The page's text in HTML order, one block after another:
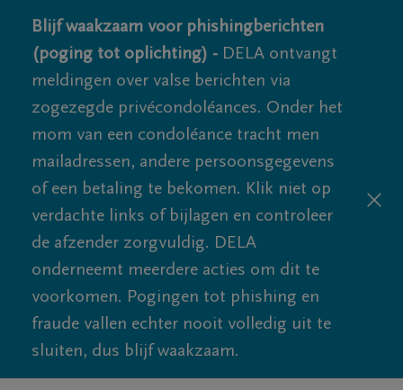
Blijf waakzaam voor phishingberichten
(poging tot oplichting) - DELA ontvangt
meldingen over valse berichten via
zogezegde privécondoléances. Onder het
mom van een condoléance tracht men
mailadressen, andere persoonsgegevens
of een betaling te bekomen. Klik niet op
verdachte links of bijlagen en controleer
de afzender zorgvuldig. DELA
onderneemt meerdere acties om dit te
voorkomen. Pogingen tot phishing en
fraude vallen echter nooit volledig uit te
sluiten, dus blijf waakzaam.